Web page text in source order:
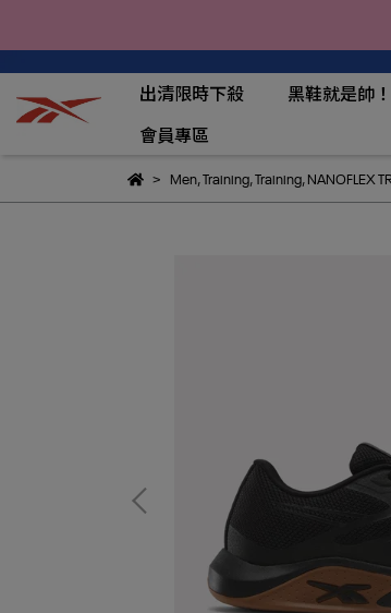
出清限時下殺 黑鞋就是帥！
會員專區
Men,Training,Training,NANOFLEX